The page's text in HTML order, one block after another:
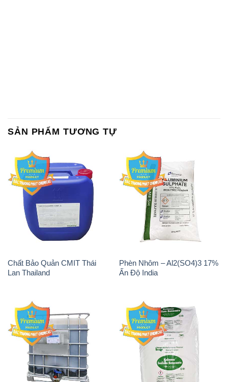
SẢN PHẨM TƯƠNG TỰ
Chất Bảo Quản CMIT Thái
Lan Thailand
Phèn Nhôm – Al2(SO4)3 17%
Ấn Độ India